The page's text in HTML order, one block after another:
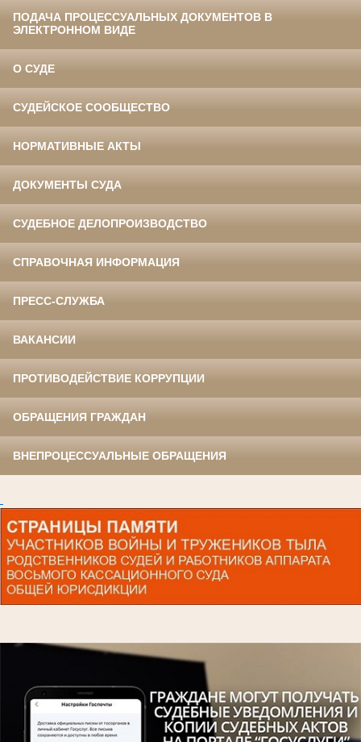
ПОДАЧА ПРОЦЕССУАЛЬНЫХ ДОКУМЕНТОВ В
ЭЛЕКТРОННОМ ВИДЕ
О СУДЕ
СУДЕЙСКОЕ СООБЩЕСТВО
НОРМАТИВНЫЕ АКТЫ
ДОКУМЕНТЫ СУДА
СУДЕБНОЕ ДЕЛОПРОИЗВОДСТВО
СПРАВОЧНАЯ ИНФОРМАЦИЯ
ПРЕСС-СЛУЖБА
ВАКАНСИИ
ПРОТИВОДЕЙСТВИЕ КОРРУПЦИИ
ОБРАЩЕНИЯ ГРАЖДАН
ВНЕПРОЦЕССУАЛЬНЫЕ ОБРАЩЕНИЯ